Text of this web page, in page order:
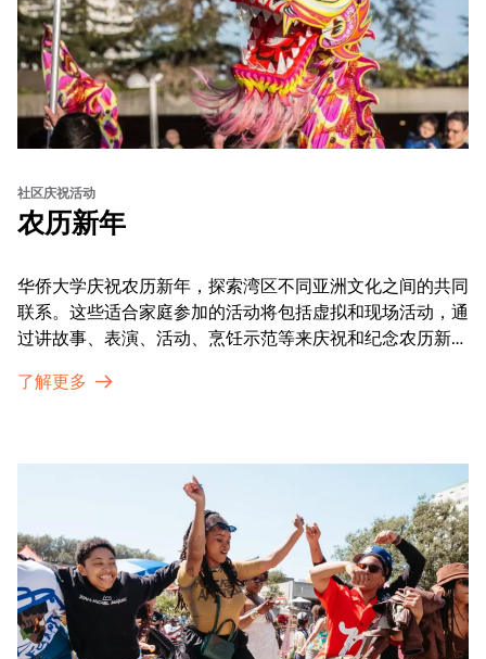
社区庆祝活动
农历新年
华侨大学庆祝农历新年，探索湾区不同亚洲文化之间的共同
联系。这些适合家庭参加的活动将包括虚拟和现场活动，通
过讲故事、表演、活动、烹饪示范等来庆祝和纪念农历新年
通过亲身参与和虚拟的治疗圈来相互支持。
了解更多